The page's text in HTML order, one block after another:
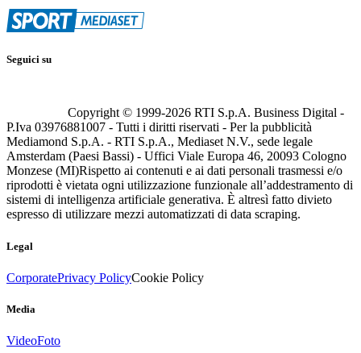
Seguici su
Copyright © 1999-2026 RTI S.p.A. Business Digital -
P.Iva 03976881007 - Tutti i diritti riservati - Per la pubblicità
Mediamond S.p.A. - RTI S.p.A., Mediaset N.V., sede legale
Amsterdam (Paesi Bassi) - Uffici Viale Europa 46, 20093 Cologno
Monzese (MI)Rispetto ai contenuti e ai dati personali trasmessi e/o
riprodotti è vietata ogni utilizzazione funzionale all’addestramento di
sistemi di intelligenza artificiale generativa. È altresì fatto divieto
espresso di utilizzare mezzi automatizzati di data scraping.
Legal
CorporatePrivacy PolicyCookie Policy
Media
VideoFoto